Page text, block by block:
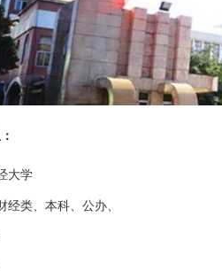
大学
经类、本科、公办、